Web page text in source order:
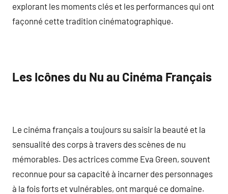
explorant les moments clés et les performances qui ont
façonné cette tradition cinématographique.
Les Icônes du Nu au Cinéma Français
Le cinéma français a toujours su saisir la beauté et la
sensualité des corps à travers des scènes de nu
mémorables. Des actrices comme Eva Green, souvent
reconnue pour sa capacité à incarner des personnages
à la fois forts et vulnérables, ont marqué ce domaine.